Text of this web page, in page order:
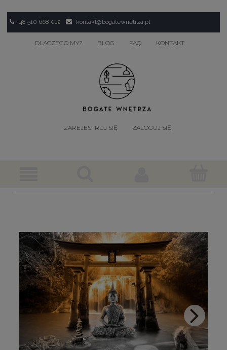
+48 510 668 012 kontakt@bogatewnetrza.pl
DLACZEGO MY? BLOG FAQ KONTAKT
ZAREJESTRUJ SIĘ ZALOGUJ SIĘ